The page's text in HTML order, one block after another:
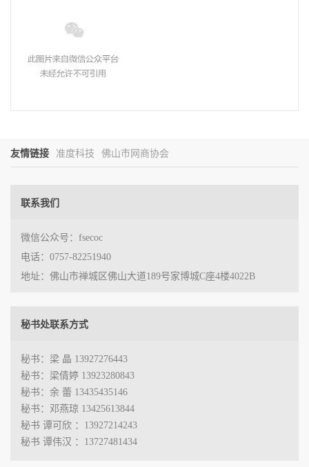
友情链接 准度科技 佛山市网商协会
联系我们
微信公众号：fsecoc
电话：0757-82251940
地址：佛山市禅城区佛山大道189号家博城C座4楼4022B
秘书处联系方式
秘书：梁 晶 13927276443
秘书：梁倩婷 13923280843
秘书：余 蕾 13435435146
秘书：邓燕琼 13425613844
秘书 谭可欣 ：13927214243
秘书 谭伟汉 ：13727481434